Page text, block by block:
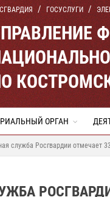
ГОСУСЛУГИ
ОРГАН
служба Росгвардии отмечает